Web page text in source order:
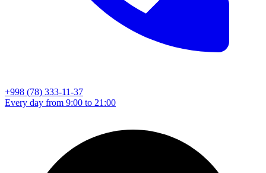
+998 (78) 333-11-37
Every day from 9:00 to 21:00